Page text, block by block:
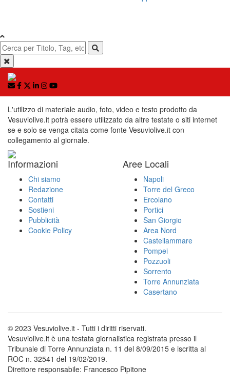
L'utilizzo di materiale audio, foto, video e testo prodotto da
Vesuviolive.it potrà essere utilizzato da altre testate o siti internet
se e solo se venga citata come fonte Vesuviolive.it con
collegamento al giornale.
Informazioni
Chi siamo
Redazione
Contatti
Sostieni
Pubblicità
Cookie Policy
Aree Locali
Napoli
Torre del Greco
Ercolano
Portici
San Giorgio
Area Nord
Castellammare
Pompei
Pozzuoli
Sorrento
Torre Annunziata
Casertano
© 2023 Vesuviolive.it - Tutti i diritti riservati.
Vesuviolive.it è una testata giornalistica registrata presso il
Tribunale di Torre Annunziata n. 11 del 8/09/2015 e iscritta al
ROC n. 32541 del 19/02/2019.
Direttore responsabile: Francesco Pipitone